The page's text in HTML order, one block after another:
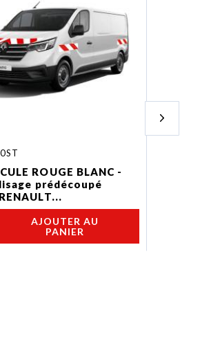
ROUGE BLANC -
prédécoupé
AJOUTER AU
PANIER